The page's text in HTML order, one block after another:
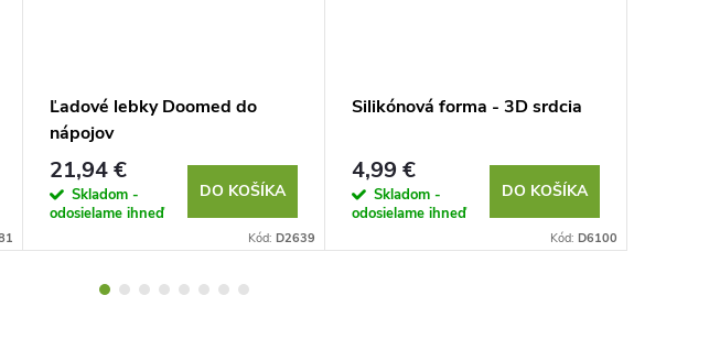
Ľadové lebky Doomed do
nápojov
21,94 €
Skladom -
odosielame ihneď
DO KOŠÍKA
Kód: D2639
Silikónová forma - 3D srdcia
4,99 €
Skladom -
odosielame ihneď
DO KOŠÍKA
Kód: D6100